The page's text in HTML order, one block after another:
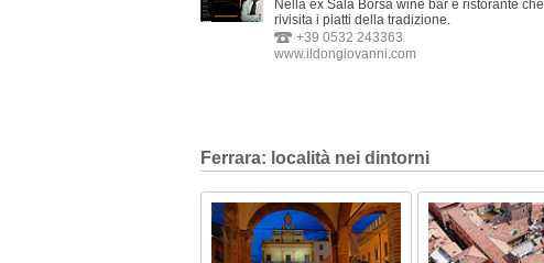
Nella ex Sala Borsa wine bar e ristorante che
rivisita i piatti della tradizione.
+39 0532 243363
www.ildongiovanni.com
Ferrara: località nei dintorni